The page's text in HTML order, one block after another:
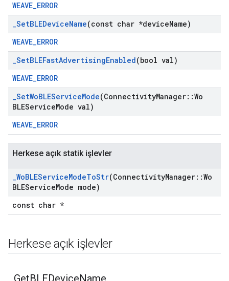
WEAVE_ERROR
_SetBLEDeviceName(const char *deviceName)
WEAVE_ERROR
_SetBLEFastAdvertisingEnabled(bool val)
WEAVE_ERROR
_SetWoBLEServiceMode(ConnectivityManager::Wo
BLEServiceMode val)
WEAVE_ERROR
Herkese açık statik işlevler
_WoBLEServiceModeToStr(ConnectivityManager::Wo
BLEServiceMode mode)
const char *
Herkese açık işlevler
GetBLEDeviceName